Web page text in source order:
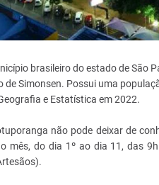
brasileiro do estado de São
de Simonsen. Possui uma
e Estatística em 2022.
não pode deixar de
mês, do dia 1º ao dia 11, das